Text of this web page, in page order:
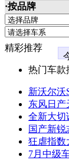
·按品牌
精彩推荐
热门车款
新沃尔沃
东风日产
全新大切
国产新
狂虐指数
7月中级